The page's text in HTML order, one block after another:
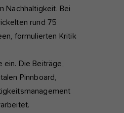
Nachhaltigkeit. Bei
rund 75
formulierten Kritik
Die Beiträge,
Pinnboard,